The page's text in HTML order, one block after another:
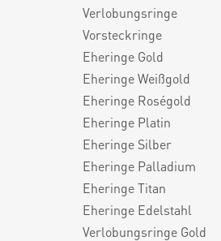
Verlobungsringe
Vorsteckringe
Eheringe Gold
Eheringe Weißgold
Eheringe Roségold
Eheringe Platin
Eheringe Silber
Eheringe Palladium
Eheringe Titan
Eheringe Edelstahl
Verlobungsringe Gold